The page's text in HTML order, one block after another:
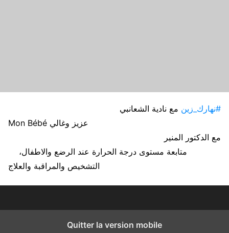
#نهارك_زين مع نادية الشعانبي
Mon Bébé عزيز وغالي
مع الدكتور المنير
التشخيص والمراقبة والعلاج
Quitter la version mobile